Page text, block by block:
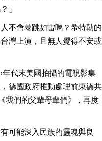
」
不會暴跳如雷嗎？希特勒的
灣上演，且無人覺得不安或
代末美國拍攝的電視影集
德國政府推動處理前東德共
我們的父輩母輩們》，再度
可能深入民族的靈魂與良